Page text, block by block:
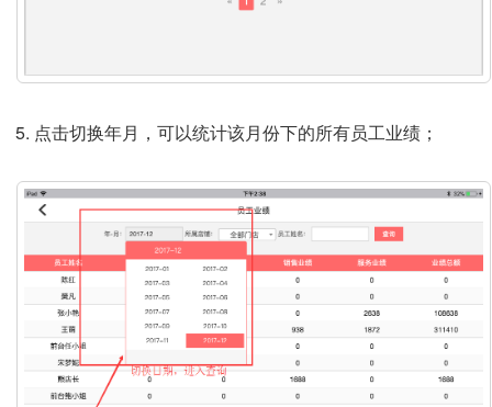
点击切换年月，可以统计该月份下的所有员工业绩；